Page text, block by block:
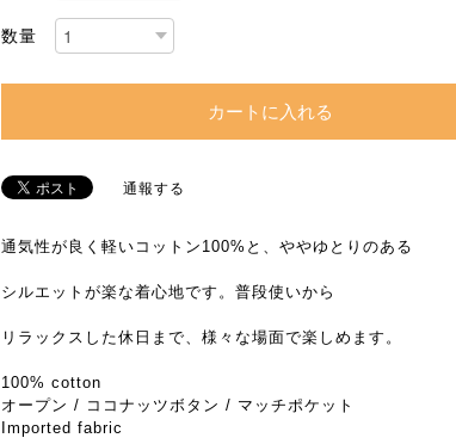
数量
カートに入れる
通報する
通気性が良く軽いコットン100%と、ややゆとりのある
シルエットが楽な着心地です。普段使いから
リラックスした休日まで、様々な場面で楽しめます。
100% cotton
オープン / ココナッツボタン / マッチポケット
Imported fabric